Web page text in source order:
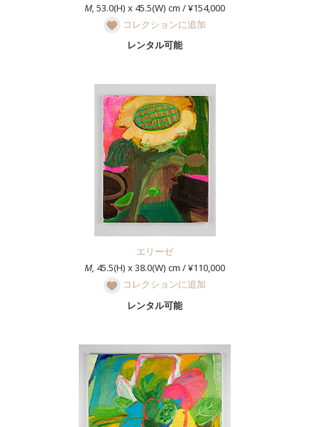
M, 53.0(H) x 45.5(W) cm / ¥154,000
コレクションに追加
レンタル可能
エリーゼ
M, 45.5(H) x 38.0(W) cm / ¥110,000
コレクションに追加
レンタル可能